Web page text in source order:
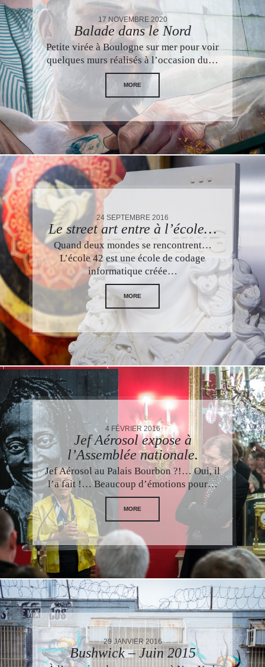
17 NOVEMBRE 2020
Balade dans le Nord
Petite virée à Boulogne sur mer pour voir
quelques murs réalisés à l’occasion du…
MORE
24 SEPTEMBRE 2016
Le street art entre à l’école…
Quand deux mondes se rencontrent…
L’école 42 est une école de codage
informatique créée…
MORE
4 FÉVRIER 2016
Jef Aérosol expose à
l’Assemblée nationale.
Jef Aérosol au Palais Bourbon ?!… Oui, il
l’a fait !… Beaucoup d’émotions pour…
MORE
29 JANVIER 2016
Bushwick – Juin 2015